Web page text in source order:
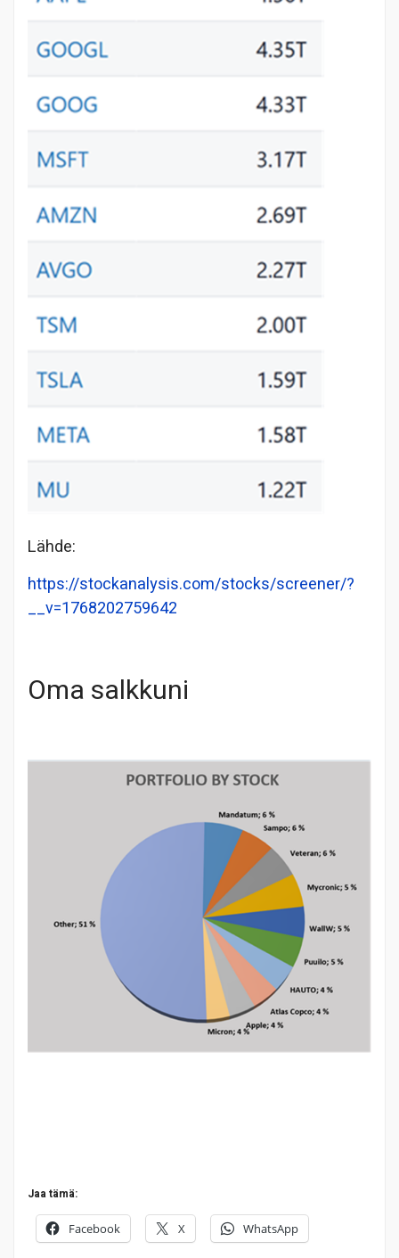
Lähde:
https://stockanalysis.com/stocks/screener/?
__v=1768202759642
Oma salkkuni
Jaa tämä:
Facebook X WhatsApp